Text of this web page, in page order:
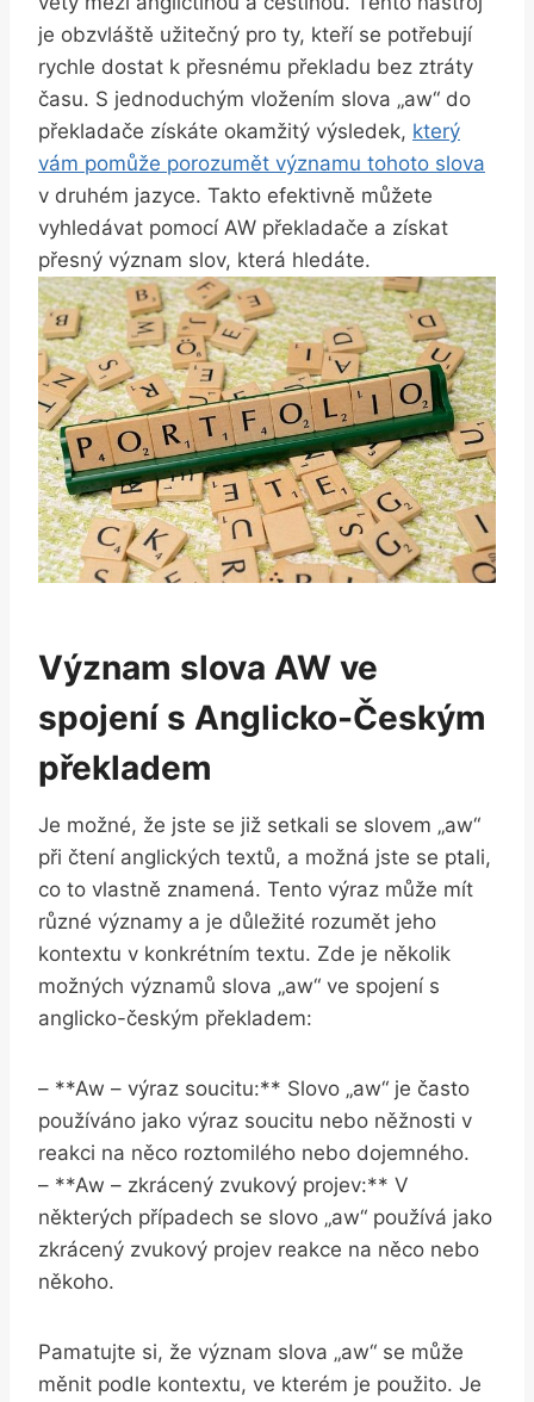
je obzvláště užitečný pro ty, kteří se potřebují
rychle dostat k přesnému překladu bez ztráty
času. S jednoduchým vložením slova „aw“ do
překladače získáte okamžitý výsledek, který
vám pomůže porozumět významu tohoto slova
v druhém jazyce. Takto efektivně můžete
vyhledávat pomocí AW překladače a získat
přesný význam slov, která hledáte.
Význam slova AW ve
spojení s Anglicko-Českým
překladem
Je možné, že jste se již setkali se slovem „aw“
při čtení anglických textů, a možná jste se ptali,
co to vlastně znamená. Tento výraz může mít
různé významy a je důležité rozumět jeho
kontextu v konkrétním textu. Zde je několik
možných významů slova „aw“ ve spojení s
anglicko-českým překladem:
– **Aw – výraz soucitu:** Slovo „aw“ je často
používáno jako výraz soucitu nebo něžnosti v
reakci na něco roztomilého nebo dojemného.
– **Aw – zkrácený zvukový projev:** V
některých případech se slovo „aw“ používá jako
zkrácený zvukový projev reakce na něco nebo
někoho.
Pamatujte si, že význam slova „aw“ se může
měnit podle kontextu, ve kterém je použito. Je